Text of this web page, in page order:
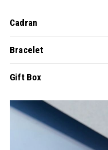
Cadran
Bracelet
Gift Box